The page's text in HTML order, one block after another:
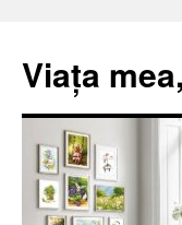
Viața